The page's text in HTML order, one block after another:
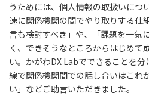
うためには、個人情報の取扱いにつ
速に関係機関の間でやり取りする仕
言も検討すべき」や、「課題を一気
く、できそうなところからはじめて
い。かがわDX Labでできることを
線で関係機関間での話し合いはこれ
い」などご助言いただきました。